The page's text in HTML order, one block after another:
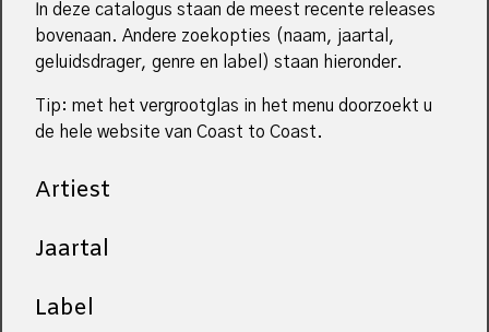
In deze catalogus staan de meest recente releases
bovenaan. Andere zoekopties (naam, jaartal,
geluidsdrager, genre en label) staan hieronder.
Tip: met het vergrootglas in het menu doorzoekt u
de hele website van Coast to Coast.
Artiest
Jaartal
Label